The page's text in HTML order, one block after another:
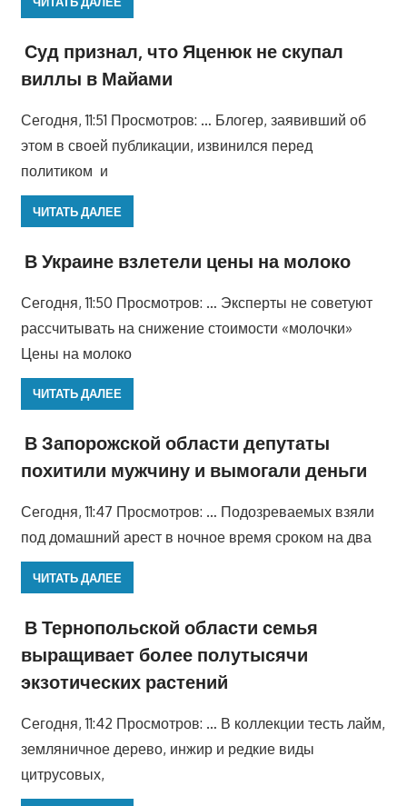
Суд признал, что Яценюк не скупал
виллы в Майами
Сегодня, 11:51 Просмотров: … Блогер, заявивший об
этом в своей публикации, извинился перед
политиком и
ЧИТАТЬ ДАЛЕЕ
В Украине взлетели цены на молоко
Сегодня, 11:50 Просмотров: … Эксперты не советуют
рассчитывать на снижение стоимости «молочки»
Цены на молоко
ЧИТАТЬ ДАЛЕЕ
В Запорожской области депутаты
похитили мужчину и вымогали деньги
Сегодня, 11:47 Просмотров: … Подозреваемых взяли
под домашний арест в ночное время сроком на два
ЧИТАТЬ ДАЛЕЕ
В Тернопольской области семья
выращивает более полутысячи
экзотических растений
Сегодня, 11:42 Просмотров: … В коллекции тесть лайм,
земляничное дерево, инжир и редкие виды
цитрусовых,